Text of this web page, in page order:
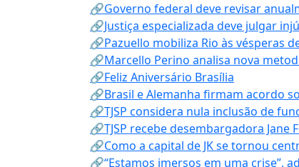
🔗Governo federal deve revisar
🔗Justiça especializada deve julgar
🔗Pazuello mobiliza Rio às vésperas
🔗Marcello Perino analisa nova
🔗Feliz Aniversário Brasília
🔗Brasil e Alemanha firmam acordo
🔗TJSP considera nula inclusão de
🔗TJSP recebe desembargadora
🔗Como a capital de JK se tornou
🔗“Estamos imersos em uma crise”,